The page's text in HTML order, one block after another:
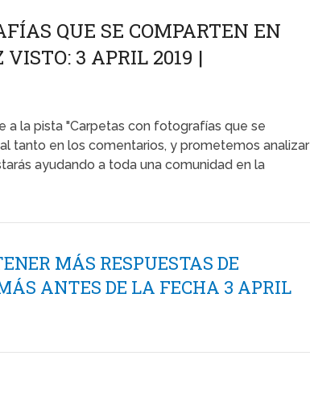
QUE SE COMPARTEN EN
3 APRIL 2019 |
a la pista "Carpetas con fotografías que se
tanto en los comentarios, y prometemos analizar
ayudando a toda una comunidad en la
MÁS RESPUESTAS DE
ANTES DE LA FECHA 3 APRIL